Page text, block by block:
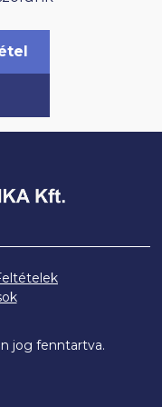
gondoskodnia.
figyelmet
jog fenntartva.